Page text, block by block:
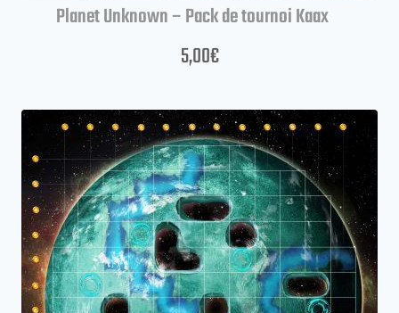
Planet Unknown – Pack de tournoi Kaax
5,00€